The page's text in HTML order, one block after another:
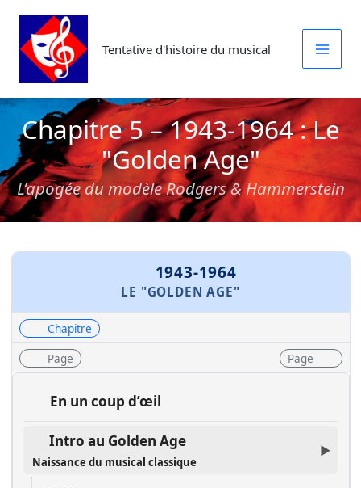
Aller
contenu
Tentative d'histoire du musical
Chapitre 5 – 1943-1964 : Le
"Golden Age"
L’apogée du modèle Rodgers & Hammerstein
1943-1964
LE "GOLDEN AGE"
Chapitre
Page Page
En un coup d’œil
Intro au Golden Age
Naissance du musical classique